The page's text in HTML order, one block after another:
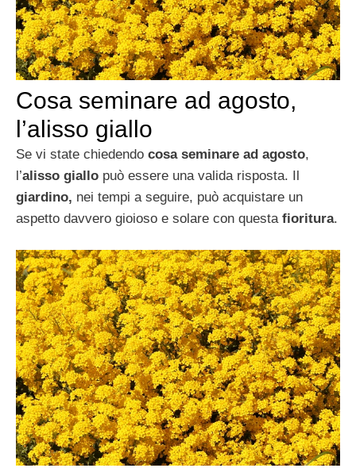
Cosa seminare ad agosto,
l’alisso giallo
Se vi state chiedendo cosa seminare ad agosto,
l’alisso giallo può essere una valida risposta. Il
giardino, nei tempi a seguire, può acquistare un
aspetto davvero gioioso e solare con questa fioritura.